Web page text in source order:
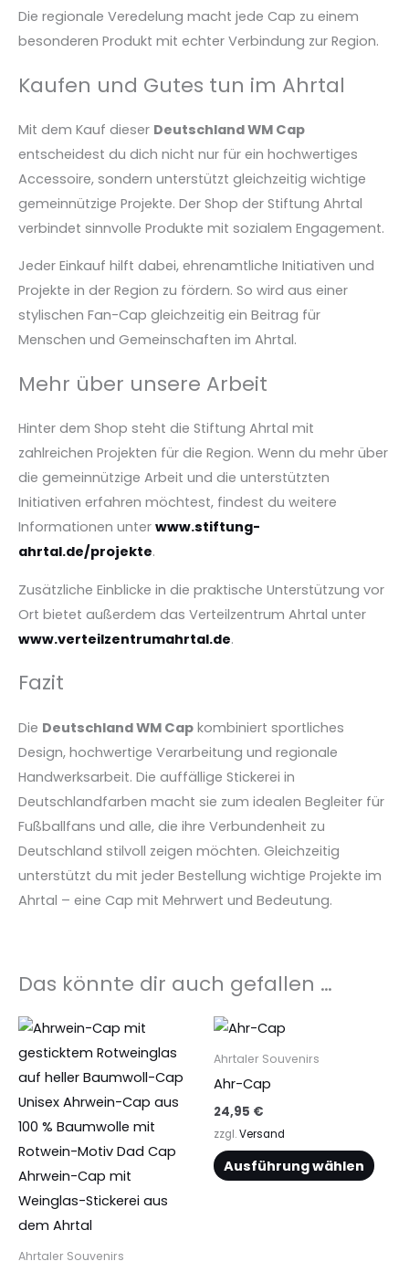
Die regionale Veredelung macht jede Cap zu einem
besonderen Produkt mit echter Verbindung zur Region.
Kaufen und Gutes tun im Ahrtal
Mit dem Kauf dieser Deutschland WM Cap
entscheidest du dich nicht nur für ein hochwertiges
Accessoire, sondern unterstützt gleichzeitig wichtige
gemeinnützige Projekte. Der Shop der Stiftung Ahrtal
verbindet sinnvolle Produkte mit sozialem Engagement.
Jeder Einkauf hilft dabei, ehrenamtliche Initiativen und
Projekte in der Region zu fördern. So wird aus einer
stylischen Fan-Cap gleichzeitig ein Beitrag für
Menschen und Gemeinschaften im Ahrtal.
Mehr über unsere Arbeit
Hinter dem Shop steht die Stiftung Ahrtal mit
zahlreichen Projekten für die Region. Wenn du mehr über
die gemeinnützige Arbeit und die unterstützten
Initiativen erfahren möchtest, findest du weitere
Informationen unter www.stiftung-
ahrtal.de/projekte.
Zusätzliche Einblicke in die praktische Unterstützung vor
Ort bietet außerdem das Verteilzentrum Ahrtal unter
www.verteilzentrumahrtal.de.
Fazit
Die Deutschland WM Cap kombiniert sportliches
Design, hochwertige Verarbeitung und regionale
Handwerksarbeit. Die auffällige Stickerei in
Deutschlandfarben macht sie zum idealen Begleiter für
Fußballfans und alle, die ihre Verbundenheit zu
Deutschland stilvoll zeigen möchten. Gleichzeitig
unterstützt du mit jeder Bestellung wichtige Projekte im
Ahrtal – eine Cap mit Mehrwert und Bedeutung.
Das könnte dir auch gefallen …
Ahrtaler Souvenirs
Dieses
Produkt
weist
mehrere
Varianten
Ahrtaler Souvenirs
Ahr-Cap
24,95 €
zzgl.Versand
Ausführung wählen
Die